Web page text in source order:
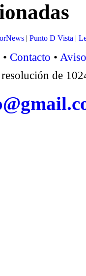
| Punto D Vista |
Contacto •
resolución de